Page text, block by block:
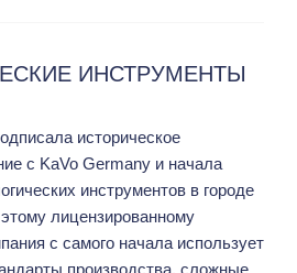
ИНСТРУМЕНТЫ
историческое
с KaVo Germany и начала
инструментов в городе
лицензированному
с самого начала использует
производства, сложные